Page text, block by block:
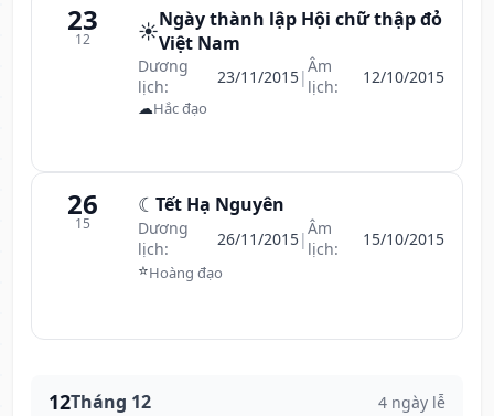
23
12 ☀️Ngày thành lập Hội chữ thập đỏ
Việt Nam
Dương
lịch:
23/11/2015|Âm
lịch:
12/10/2015
☁Hắc đạo
26
15
☾ Tết Hạ Nguyên
Dương
lịch:
26/11/2015|Âm
lịch:
15/10/2015
⭐Hoàng đạo
12Tháng 12 4 ngày lễ